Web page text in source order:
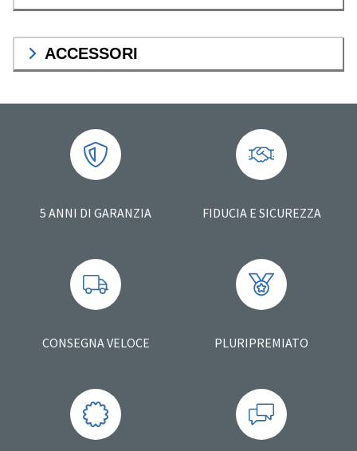
ACCESSORI
5 ANNI DI GARANZIA FIDUCIA E SICUREZZA
CONSEGNA VELOCE PLURIPREMIATO